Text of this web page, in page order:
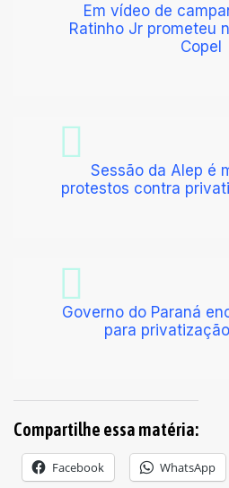
Em vídeo de
Ratinho Jr prometeu
Copel
Sessão da Alep é
protestos contra
Governo do Paraná
para
Compartilhe essa matéria:
Facebook WhatsApp